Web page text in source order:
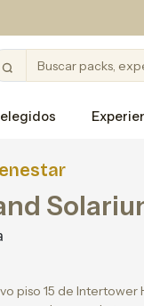
piso 15 de Intertower